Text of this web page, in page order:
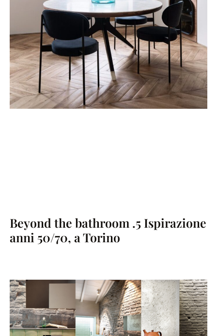
Beyond the bathroom .5 Ispirazione
anni 50/70, a Torino